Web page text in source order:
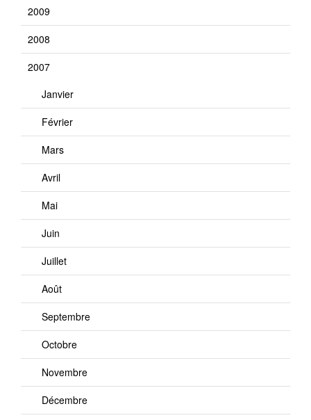
2009
2008
2007
Janvier
Février
Mars
Avril
Mai
Juin
Juillet
Août
Septembre
Octobre
Novembre
Décembre